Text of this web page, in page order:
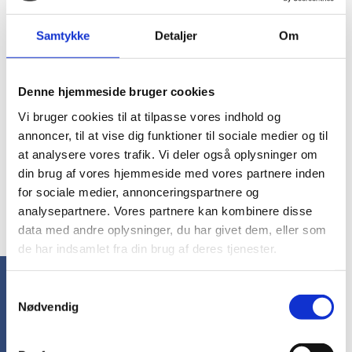
Samtykke Detaljer Om
Denne hjemmeside bruger cookies
Vi bruger cookies til at tilpasse vores indhold og
annoncer, til at vise dig funktioner til sociale medier og til
at analysere vores trafik. Vi deler også oplysninger om
din brug af vores hjemmeside med vores partnere inden
for sociale medier, annonceringspartnere og
analysepartnere. Vores partnere kan kombinere disse
data med andre oplysninger, du har givet dem, eller som
de har indsamlet fra din brug af deres tjenester.
Nødvendig
Helium
DKK 1.399,00
Sikkerhedsstøvler
S3 Med Vandtæt
DKK 1.299,00
1 2 3
••• 1 ••• 20 ••• 58 20
FAQ - Arbejdstøj